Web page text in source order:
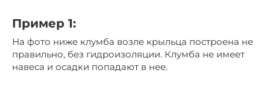
Пример 1:
На фото ниже клумба возле крыльца построена не
правильно, без гидроизоляции. Клумба не имеет
навеса и осадки попадают в нее.